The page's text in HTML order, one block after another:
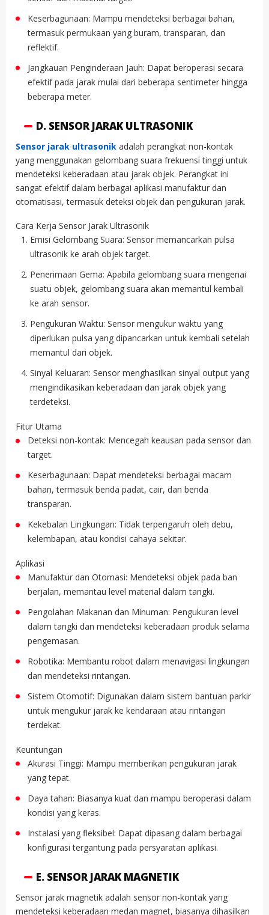
Keserbagunaan: Mampu mendeteksi berbagai bahan,
termasuk permukaan yang buram, transparan, dan
reflektif.
Jangkauan Penginderaan Jauh: Dapat beroperasi secara
efektif pada jarak mulai dari beberapa sentimeter hingga
beberapa meter.
D. SENSOR JARAK ULTRASONIK
Sensor jarak ultrasonik adalah perangkat non-kontak
yang menggunakan gelombang suara frekuensi tinggi untuk
mendeteksi keberadaan atau jarak objek. Perangkat ini
sangat efektif dalam berbagai aplikasi manufaktur dan
otomatisasi, termasuk deteksi objek dan pengukuran jarak.
Cara Kerja Sensor Jarak Ultrasonik
Emisi Gelombang Suara: Sensor memancarkan pulsa
ultrasonik ke arah objek target.
Penerimaan Gema: Apabila gelombang suara mengenai
suatu objek, gelombang suara akan memantul kembali
ke arah sensor.
Pengukuran Waktu: Sensor mengukur waktu yang
diperlukan pulsa yang dipancarkan untuk kembali setelah
memantul dari objek.
Sinyal Keluaran: Sensor menghasilkan sinyal output yang
mengindikasikan keberadaan dan jarak objek yang
terdeteksi.
Fitur Utama
Deteksi non-kontak: Mencegah keausan pada sensor dan
target.
Keserbagunaan: Dapat mendeteksi berbagai macam
bahan, termasuk benda padat, cair, dan benda
transparan.
Kekebalan Lingkungan: Tidak terpengaruh oleh debu,
kelembapan, atau kondisi cahaya sekitar.
Aplikasi
Manufaktur dan Otomasi: Mendeteksi objek pada ban
berjalan, memantau level material dalam tangki.
Pengolahan Makanan dan Minuman: Pengukuran level
dalam tangki dan mendeteksi keberadaan produk selama
pengemasan.
Robotika: Membantu robot dalam menavigasi lingkungan
dan mendeteksi rintangan.
Sistem Otomotif: Digunakan dalam sistem bantuan parkir
untuk mengukur jarak ke kendaraan atau rintangan
terdekat.
Keuntungan
Akurasi Tinggi: Mampu memberikan pengukuran jarak
yang tepat.
Daya tahan: Biasanya kuat dan mampu beroperasi dalam
kondisi yang keras.
Instalasi yang fleksibel: Dapat dipasang dalam berbagai
konfigurasi tergantung pada persyaratan aplikasi.
E. SENSOR JARAK MAGNETIK
Sensor jarak magnetik adalah sensor non-kontak yang
mendeteksi keberadaan medan magnet, biasanya dihasilkan